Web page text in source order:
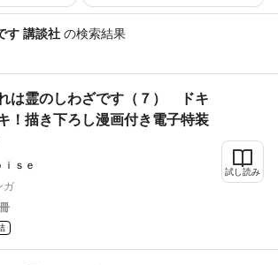
す 講談社 の検索結果
は霊のしわざです（７） ドキ
！描き下ろし漫画付き電子特装
ｉｓｅ
ガ
試し読み